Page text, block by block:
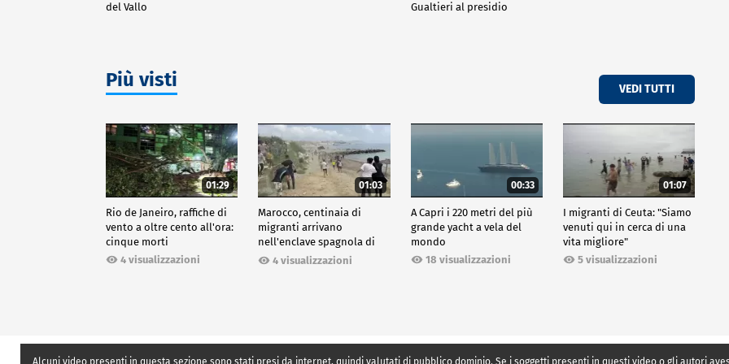
del Vallo
Gualtieri al presidio
Più visti VEDI TUTTI
01:29
Rio de Janeiro, raffiche di
vento a oltre cento all'ora:
cinque morti
4 visualizzazioni
01:03
Marocco, centinaia di
migranti arrivano
nell'enclave spagnola di
Ceuta4 visualizzazioni
00:33
A Capri i 220 metri del più
grande yacht a vela del
mondo
18 visualizzazioni
01:07
I migranti di Ceuta: "Siamo
venuti qui in cerca di una
vita migliore"
5 visualizzazioni
Alcuni video presenti in questa sezione sono stati presi da internet, quindi valutati di pubblico dominio. Se i soggetti presenti in questi video o gli autori